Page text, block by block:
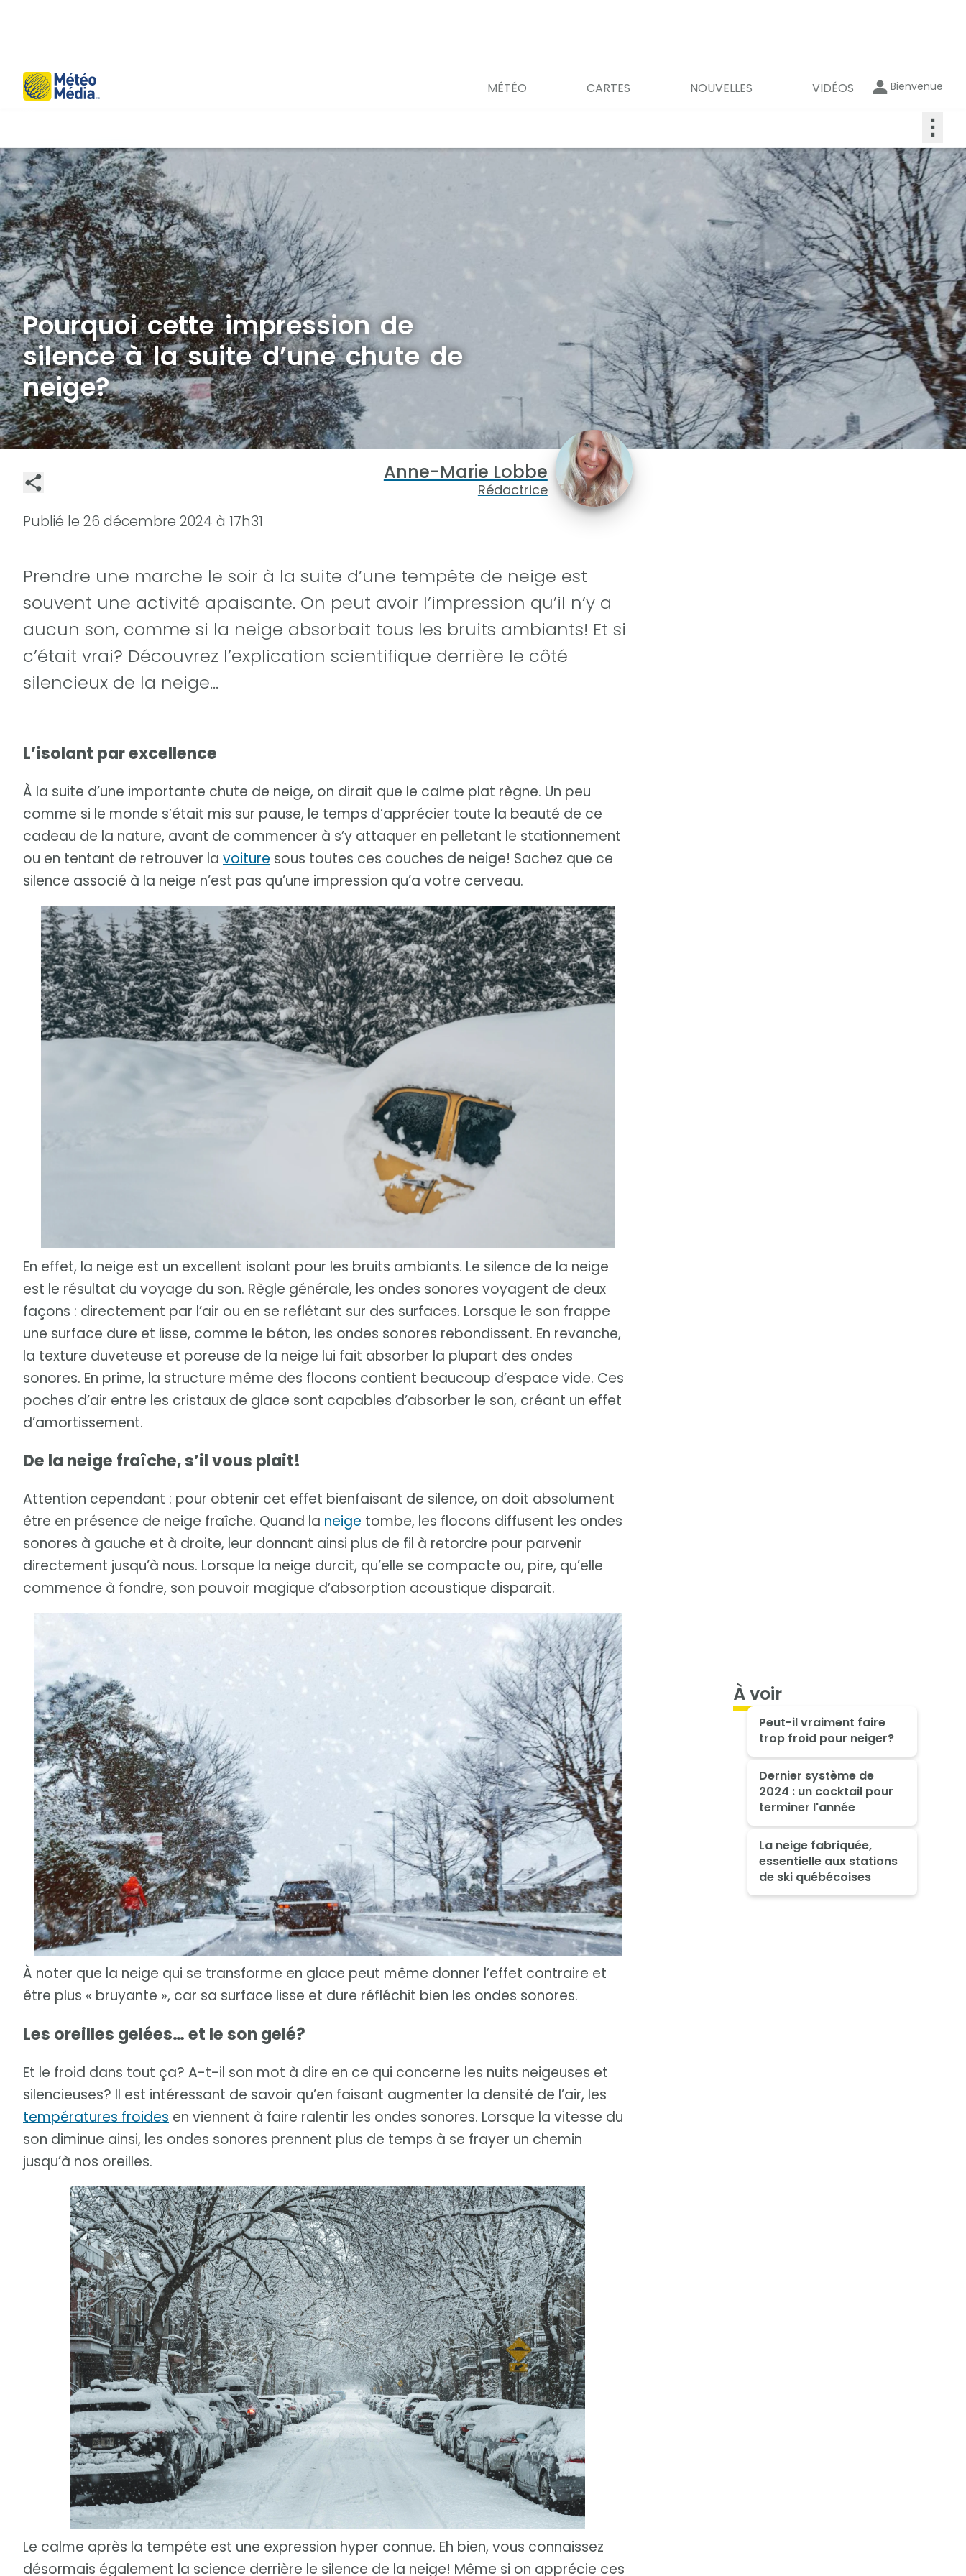
MÉTÉO CARTES NOUVELLES VIDÉOS Bienvenue
⋮
Pourquoi cette impression de
silence à la suite d’une chute de
neige?
Anne-Marie Lobbe
Rédactrice
Publié le 26 décembre 2024 à 17h31
Prendre une marche le soir à la suite d’une tempête de neige est
souvent une activité apaisante. On peut avoir l’impression qu’il n’y a
aucun son, comme si la neige absorbait tous les bruits ambiants! Et si
c’était vrai? Découvrez l’explication scientifique derrière le côté
silencieux de la neige…
L’isolant par excellence
À la suite d’une importante chute de neige, on dirait que le calme plat règne. Un peu
comme si le monde s’était mis sur pause, le temps d’apprécier toute la beauté de ce
cadeau de la nature, avant de commencer à s’y attaquer en pelletant le stationnement
ou en tentant de retrouver la voiture sous toutes ces couches de neige! Sachez que ce
silence associé à la neige n’est pas qu’une impression qu’a votre cerveau.
En effet, la neige est un excellent isolant pour les bruits ambiants. Le silence de la neige
est le résultat du voyage du son. Règle générale, les ondes sonores voyagent de deux
façons : directement par l’air ou en se reflétant sur des surfaces. Lorsque le son frappe
une surface dure et lisse, comme le béton, les ondes sonores rebondissent. En revanche,
la texture duveteuse et poreuse de la neige lui fait absorber la plupart des ondes
sonores. En prime, la structure même des flocons contient beaucoup d’espace vide. Ces
poches d’air entre les cristaux de glace sont capables d’absorber le son, créant un effet
d’amortissement.
De la neige fraîche, s’il vous plait!
Attention cependant : pour obtenir cet effet bienfaisant de silence, on doit absolument
être en présence de neige fraîche. Quand la neige tombe, les flocons diffusent les ondes
sonores à gauche et à droite, leur donnant ainsi plus de fil à retordre pour parvenir
directement jusqu’à nous. Lorsque la neige durcit, qu’elle se compacte ou, pire, qu’elle
commence à fondre, son pouvoir magique d’absorption acoustique disparaît.
À noter que la neige qui se transforme en glace peut même donner l’effet contraire et
être plus « bruyante », car sa surface lisse et dure réfléchit bien les ondes sonores.
Les oreilles gelées… et le son gelé?
Et le froid dans tout ça? A-t-il son mot à dire en ce qui concerne les nuits neigeuses et
silencieuses? Il est intéressant de savoir qu’en faisant augmenter la densité de l’air, les
températures froides en viennent à faire ralentir les ondes sonores. Lorsque la vitesse du
son diminue ainsi, les ondes sonores prennent plus de temps à se frayer un chemin
jusqu’à nos oreilles.
Le calme après la tempête est une expression hyper connue. Eh bien, vous connaissez
désormais également la science derrière le silence de la neige! Même si on apprécie ces
À voir
Peut-il vraiment faire
trop froid pour neiger?
Dernier système de
2024 : un cocktail pour
terminer l'année
La neige fabriquée,
essentielle aux stations
de ski québécoises